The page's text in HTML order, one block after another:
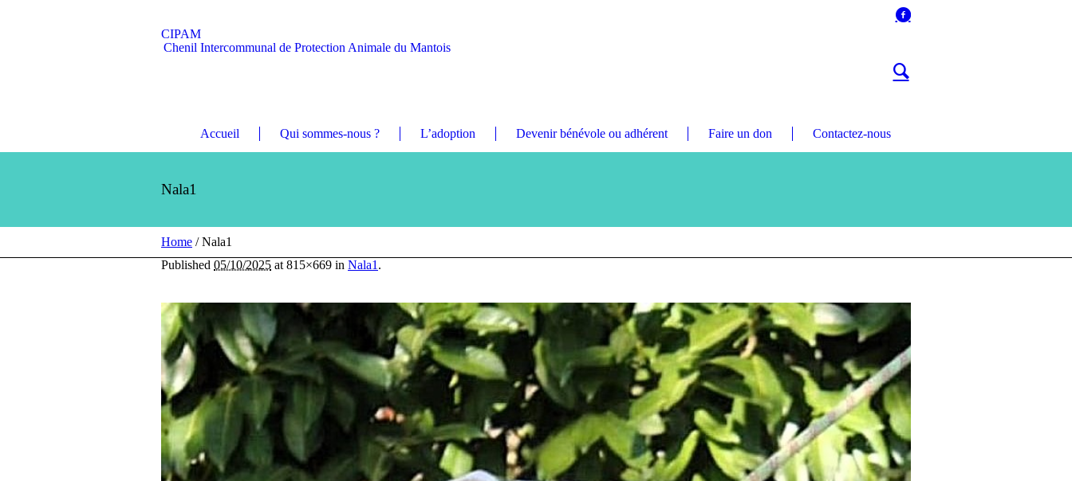
CIPAM
Chenil Intercommunal de Protection Animale du Mantois
Accueil Qui sommes-nous ? L’adoption Devenir bénévole ou adhérent Faire un don Contactez-nous
Nala1
Home /Nala1
Published 05/10/2025 at 815×669 in Nala1 .